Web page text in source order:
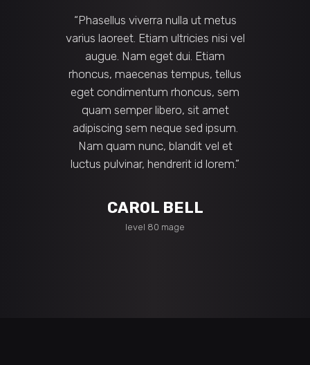
viverra nulla ut metus
Etiam ultricies nisi vel
Nam eget dui. Etiam
maecenas tempus, tellus
rhoncus, sem
libero, sit amet
sem neque sed ipsum.
nunc, blandit vel et
hendrerit id lorem.”
“Maecenas tempus, tellus
condimentum rhoncus?
quam nunc, blandit vel,
pulvinar, hendrerit id, lorem.
Maecenas nec odio et ante
tincidunt tempus vitae sapien
libero? Venenatis faucibus.
quis ante. Etiam sit amet orci
eros odio faucibus tincidunt.
SUSAN HANSEN